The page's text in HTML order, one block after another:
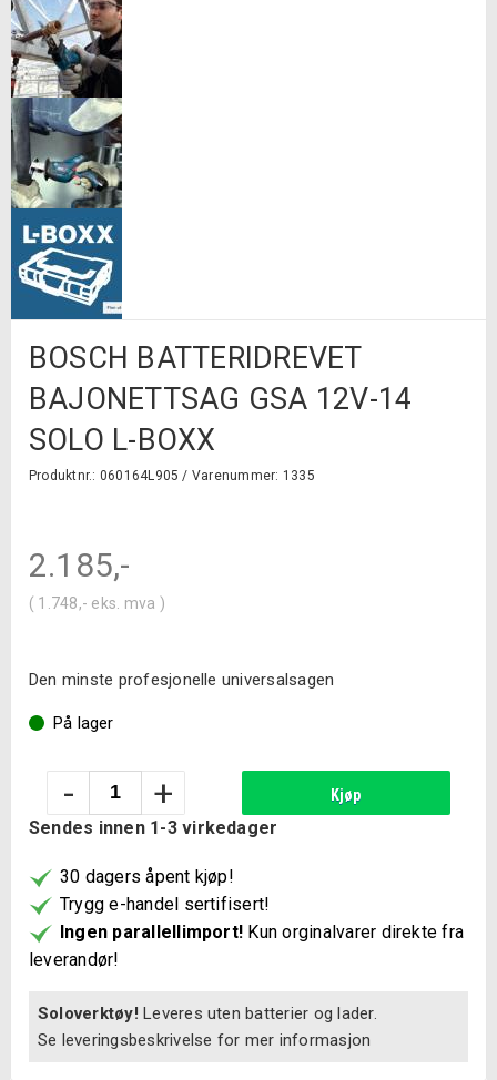
BOSCH BATTERIDREVET
BAJONETTSAG GSA 12V-14
SOLO L-BOXX
Produktnr.: 060164L905 / Varenummer: 1335
2.185,-
( 1.748,- eks. mva )
Den minste profesjonelle universalsagen
På lager
bajonettsag
12V-
14
Solo
L-
antall
- + Kjøp
Sendes innen 1-3 virkedager
30 dagers åpent kjøp!
Trygg e-handel sertifisert!
Ingen parallellimport! Kun orginalvarer direkte fra
leverandør!
Soloverktøy! Leveres uten batterier og lader.
Se leveringsbeskrivelse for mer informasjon